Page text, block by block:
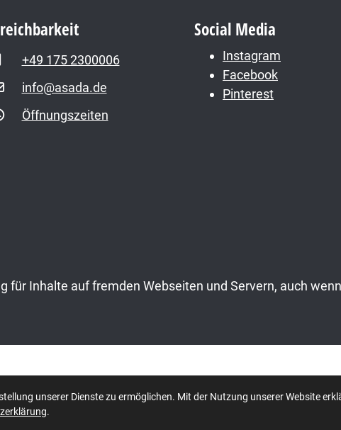
+49 175 2300006
info@asada.de
Öffnungszeiten
Social Media
Instagram
Facebook
Pinterest
für Inhalte auf fremden Webseiten und Servern, auch
Datenschutzerklärung|
unserer Dienste zu ermöglichen. Mit der Nutzung unserer Website
.